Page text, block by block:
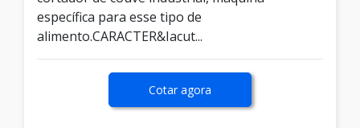
específica para esse tipo de
alimento.CARACTER&Iacut...
Cotar agora